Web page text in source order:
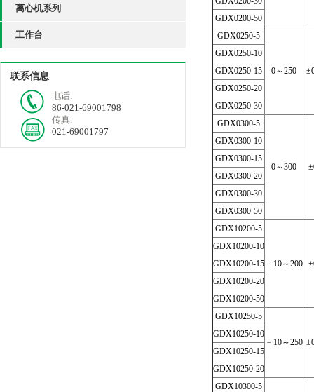
离心机系列
工作台
联系信息
电话:
86-021-69001798
传真:
021-69001797
GDX0200-50
GDX0250-5
0～250
GDX0250-10
GDX0250-15
GDX0250-20
GDX0250-30
GDX0300-5
0～300
GDX0300-10
GDX0300-15
GDX0300-20
GDX0300-30
GDX0300-50
GDX10200-5
﹣10～200
GDX10200-10
GDX10200-15
GDX10200-20
GDX10200-50
GDX10250-5
﹣10～250
GDX10250-10
GDX10250-15
GDX10250-20
GDX10300-5